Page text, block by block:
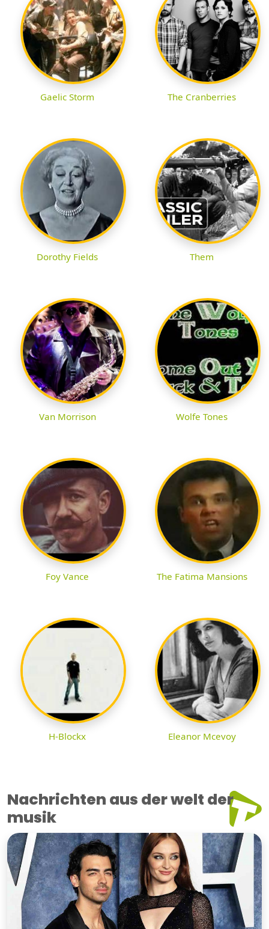
Gaelic Storm The Cranberries
Dorothy Fields Them
Van Morrison Wolfe Tones
Foy Vance The Fatima Mansions
H-Blockx Eleanor Mcevoy
Nachrichten aus der welt der
musik